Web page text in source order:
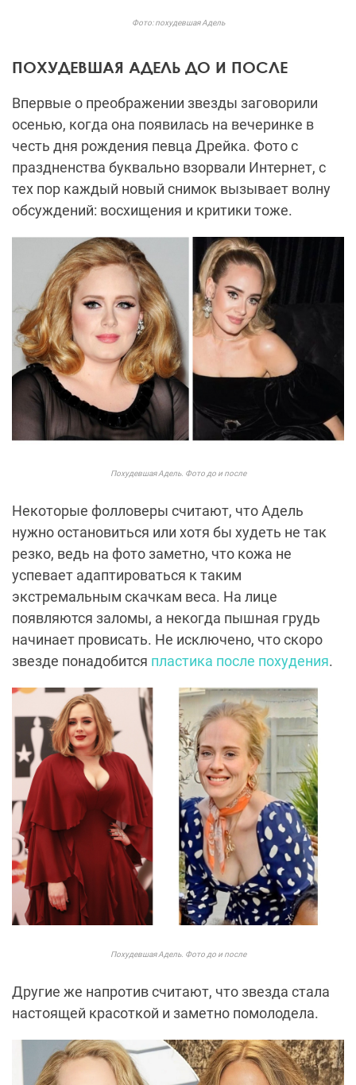
Фото: похудевшая Адель
ПОХУДЕВШАЯ АДЕЛЬ ДО И ПОСЛЕ
Впервые о преображении звезды заговорили
осенью, когда она появилась на вечеринке в
честь дня рождения певца Дрейка. Фото с
праздненства буквально взорвали Интернет, с
тех пор каждый новый снимок вызывает волну
обсуждений: восхищения и критики тоже.
Похудевшая Адель. Фото до и после
Некоторые фолловеры считают, что Адель
нужно остановиться или хотя бы худеть не так
резко, ведь на фото заметно, что кожа не
успевает адаптироваться к таким
экстремальным скачкам веса. На лице
появляются заломы, а некогда пышная грудь
начинает провисать. Не исключено, что скоро
звезде понадобится пластика после похудения.
Похудевшая Адель. Фото до и после
Другие же напротив считают, что звезда стала
настоящей красоткой и заметно помолодела.